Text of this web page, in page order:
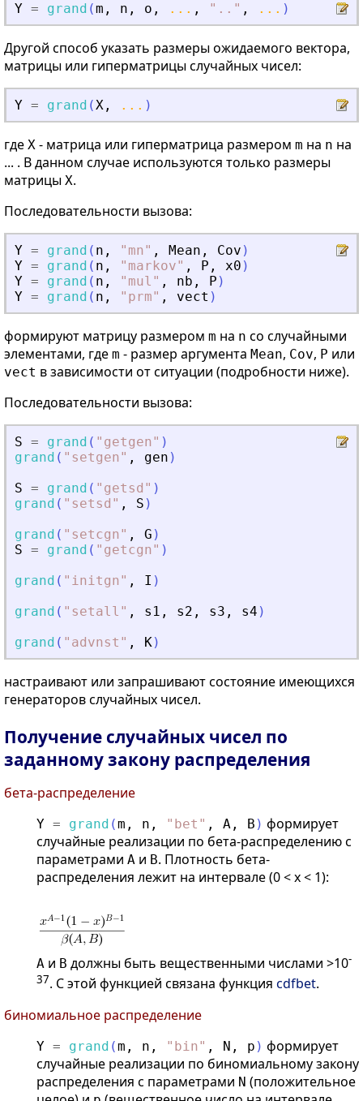
Y = grand (m , n , o , ... , " . . " , ... )
Другой способ указать размеры ожидаемого вектора,
матрицы или гиперматрицы случайных чисел:
Y = grand (X , ... )
где X - матрица или гиперматрица размером m на n на
... . В данном случае используются только размеры
матрицы X.
Последовательности вызова:
Y = grand ( n , " mn" , Mean , Cov )
Y = grand ( n , " markov" , P , x0 )
Y = grand ( n , " mul " , nb , P )
Y = grand ( n , " prm" , vect )
формируют матрицу размером m на n со случайными
элементами, где m - размер аргумента Mean, Cov, P или
vect в зависимости от ситуации (подробности ниже).
Последовательности вызова:
S = grand ( " getgen" )
grand ( " setgen" , gen )
S = grand ( " getsd " )
grand ( " setsd " , S )
grand ( " setcgn" , G )
S = grand ( " getcgn" )
grand ( " initgn" , I )
grand ( " setall " , s1 , s2 , s3 , s4 )
grand ( " advnst " , K)
настраивают или запрашивают состояние имеющихся
генераторов случайных чисел.
Получение случайных чисел по
заданному закону распределения
бета-распределение
Y = grand (m , n , " bet " , A , B ) формирует
случайные реализации по бета-распределению с
параметрами A и B. Плотность бета-
распределения лежит на интервале (0 < x < 1):
A и B должны быть вещественными числами >10-
37. С этой функцией связана функция cdfbet.
биномиальное распределение
Y = grand (m , n , " bin" , N , p ) формирует
случайные реализации по биномиальному закону
распределения с параметрами N (положительное